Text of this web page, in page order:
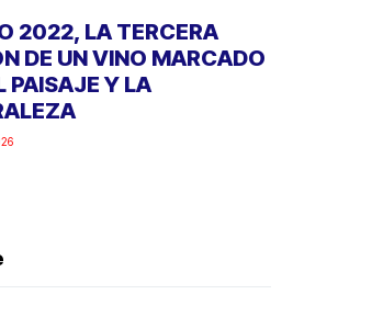
2022, LA TERCERA
DE UN VINO MARCADO
PAISAJE Y LA